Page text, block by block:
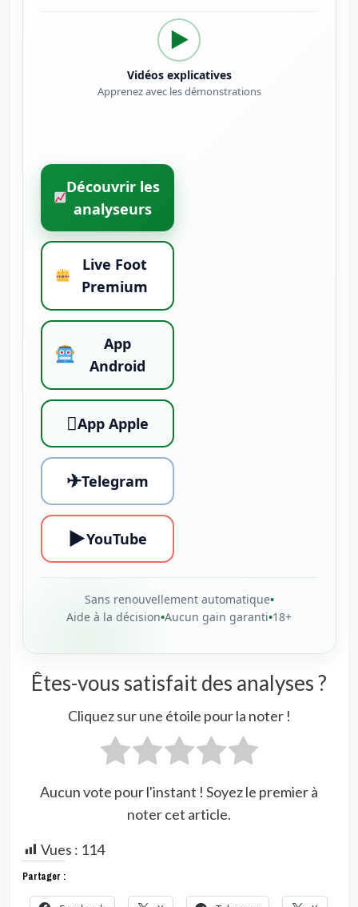
▶
Vidéos explicatives
Apprenez avec les démonstrations
Découvrir les
analyseurs
Live Foot
Premium
App
Android
App Apple
✈Telegram
▶YouTube
Sans renouvellement automatique•
Aide à la décision•Aucun gain garanti•18+
Êtes-vous satisfait des analyses ?
Cliquez sur une étoile pour la noter !
Aucun vote pour l'instant ! Soyez le premier à
noter cet article.
Vues : 114
Partager :